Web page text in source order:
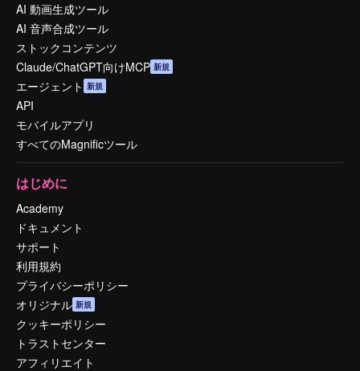
AI 動画生成ツール
AI 音声合成ツール
ストックコンテンツ
Claude/ChatGPT向けMCP 新規
エージェント 新規
API
モバイルアプリ
すべてのMagnificツール
はじめに
Academy
ドキュメント
サポート
利用規約
プライバシーポリシー
オリジナル 新規
クッキーポリシー
トラストセンター
アフィリエイト